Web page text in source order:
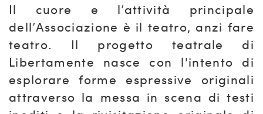
Il cuore e l’attività principale
dell’Associazione è il teatro, anzi fare
teatro. Il progetto teatrale di
Libertamente nasce con l'intento di
esplorare forme espressive originali
attraverso la messa in scena di testi